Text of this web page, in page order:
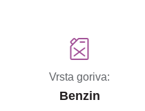
Vrsta goriva:
Benzin